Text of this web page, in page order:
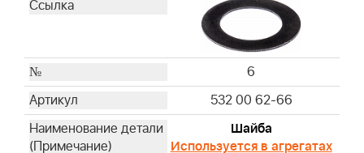
6
532 00 62-66
Шайба
Используется в агрегатах